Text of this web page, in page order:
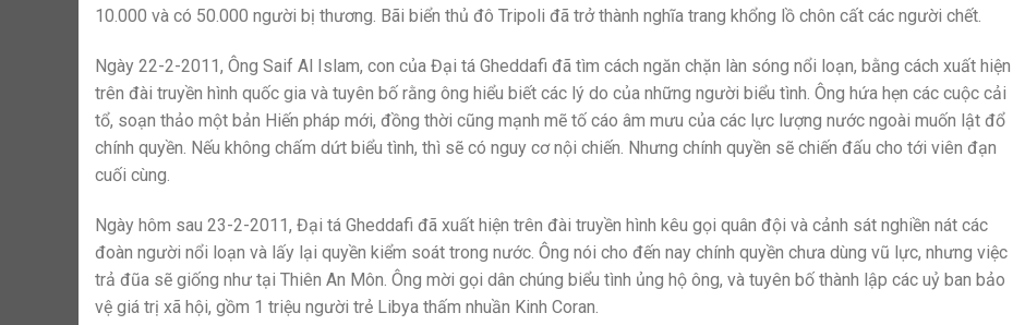
10.000 và có 50.000 người bị thương. Bãi biển thủ đô Tripoli đã trở thành nghĩa trang khổng lồ chôn cất các người chết.
Ngày 22-2-2011, Ông Saif Al Islam, con của Đại tá Gheddafi đã tìm cách ngăn chặn làn sóng nổi loạn, bằng cách xuất hiện
trên đài truyền hình quốc gia và tuyên bố rằng ông hiểu biết các lý do của những người biểu tình. Ông hứa hẹn các cuộc cải
tổ, soạn thảo một bản Hiến pháp mới, đồng thời cũng mạnh mẽ tố cáo âm mưu của các lực lượng nước ngoài muốn lật đổ
chính quyền. Nếu không chấm dứt biểu tình, thì sẽ có nguy cơ nội chiến. Nhưng chính quyền sẽ chiến đấu cho tới viên đạn
cuối cùng.
Ngày hôm sau 23-2-2011, Đại tá Gheddafi đã xuất hiện trên đài truyền hình kêu gọi quân đội và cảnh sát nghiền nát các
đoàn người nổi loạn và lấy lại quyền kiểm soát trong nước. Ông nói cho đến nay chính quyền chưa dùng vũ lực, nhưng việc
trả đũa sẽ giống như tại Thiên An Môn. Ông mời gọi dân chúng biểu tình ủng hộ ông, và tuyên bố thành lập các uỷ ban bảo
vệ giá trị xã hội, gồm 1 triệu người trẻ Libya thấm nhuần Kinh Coran.